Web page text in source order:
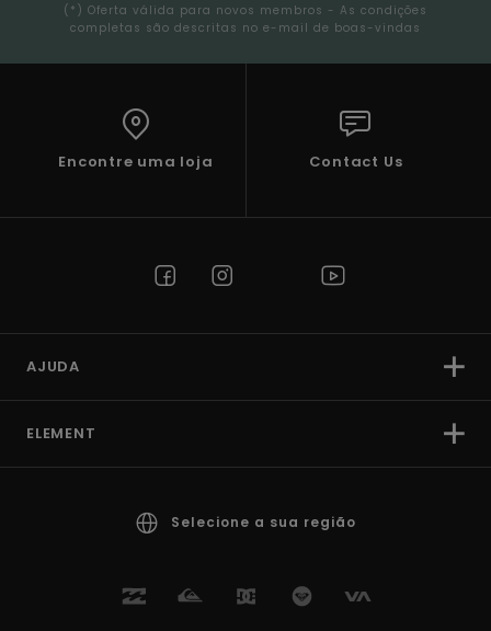
(*) Oferta válida para novos membros - As condições
completas são descritas no e-mail de boas-vindas
Encontre uma loja Contact Us
AJUDA
ELEMENT
Selecione a sua região